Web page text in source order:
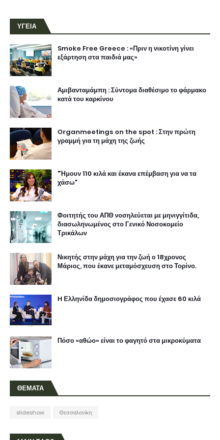
ΥΓΕΙΑ
Smoke Free Greece : «Πριν η νικοτίνη γίνει
εξάρτηση στα παιδιά μας»
Αμιβανταμάμπη : Σύντομα διαθέσιμο το φάρμακο
κατά του καρκίνου
Organmeetings on the spot : Στην πρώτη
γραμμή για τη μάχη της ζωής
"Ήμουν 110 κιλά και έκανα επέμβαση για να τα
χάσω"
Φοιτητής του ΑΠΘ νοσηλεύεται με μηνιγγίτιδα,
διασωληνωμένος στο Γενικό Νοσοκομείο
Τρικάλων
Νικητής στην μάχη για την ζωή ο 18χρονος
Μάριος, που έκανε μεταμόσχευση στο Τορίνο.
H Ελληνίδα δημοσιογράφος που έχασε 60 κιλά
Πόσο «αθώο» είναι το φαγητό στα μικροκύματα
ΘΕΜΑΤΑ
slideshow Θεσσαλονίκη